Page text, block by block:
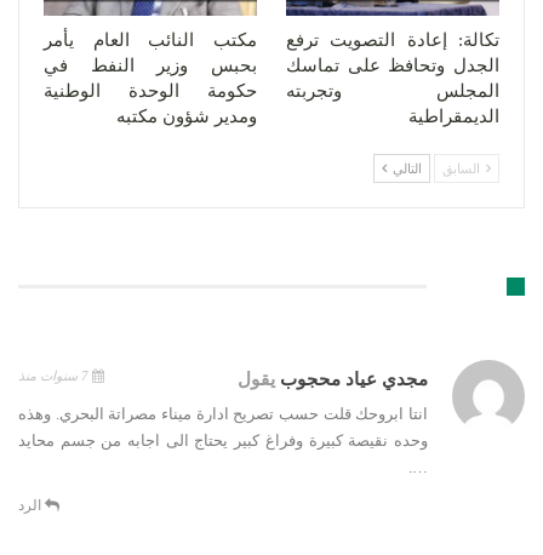
تكالة: إعادة التصويت ترفع
الجدل وتحافظ على تماسك
المجلس وتجربته
الديمقراطية
مكتب النائب العام يأمر
بحبس وزير النفط في
حكومة الوحدة الوطنية
ومدير شؤون مكتبه
السابق التالي
مجدي عياد محجوب يقول
انتا ابروحك قلت حسب تصريح ادارة ميناء مصراتة البحري. وهذه
وحده نقيصة كبيرة وفراغ كبير يحتاج الى اجابه من جسم محايد
الرد